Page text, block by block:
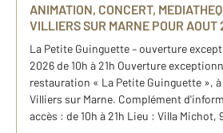
ANIMATION, CONCERT,
VILLIERS SUR MARNE POUR AOUT
La Petite Guinguette – ouverture
2026 de 10h à 21h Ouverture
restauration « La Petite Guinguette »,
Villiers sur Marne. Complément
accès : de 10h à 21h Lieu : Villa Michot,